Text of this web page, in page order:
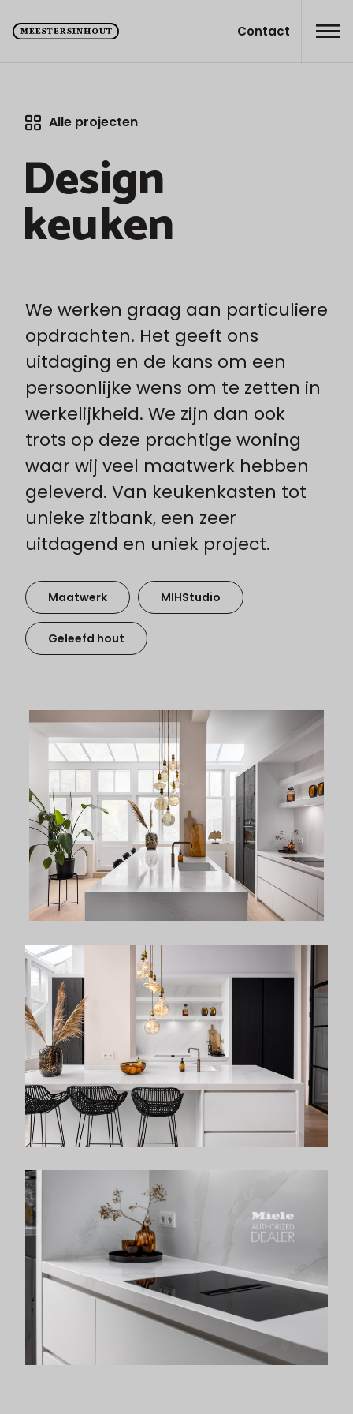
Contact
Alle projecten
Design
keuken
We werken graag aan particuliere
opdrachten. Het geeft ons
uitdaging en de kans om een
persoonlijke wens om te zetten in
werkelijkheid. We zijn dan ook
trots op deze prachtige woning
waar wij veel maatwerk hebben
geleverd. Van keukenkasten tot
unieke zitbank, een zeer
uitdagend en uniek project.
Maatwerk MIHStudio
Geleefd hout